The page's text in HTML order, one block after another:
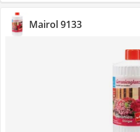
Mairol 9133